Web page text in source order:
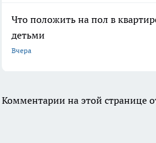
Что положить на пол в
детьми
Вчера
Комментарии на этой странице